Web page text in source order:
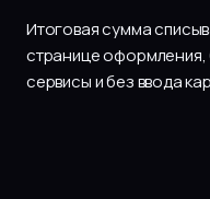
Итоговая сумма
странице
сервисы и без ввода